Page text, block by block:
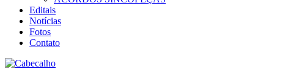
Editais
Notícias
Fotos
Contato